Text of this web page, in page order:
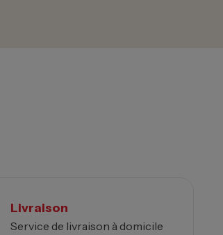
Livraison
Service de livraison à domicile